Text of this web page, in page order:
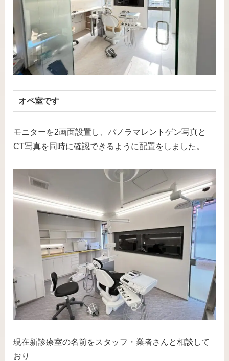
オペ室です
モニターを2画面設置し、パノラマレントゲン写真と
CT写真を同時に確認できるように配置をしました。
現在新診療室の名前をスタッフ・業者さんと相談して
おり